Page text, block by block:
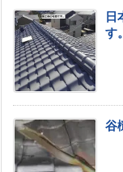
日
す
谷